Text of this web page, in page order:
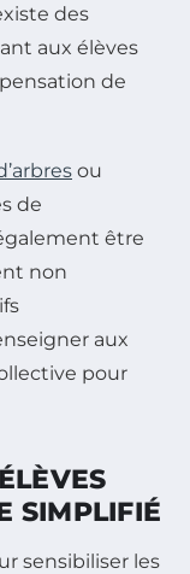
des
aux élèves
de
ou
de
être
non
aux
pour
SIMPLIFIÉ
sensibiliser les